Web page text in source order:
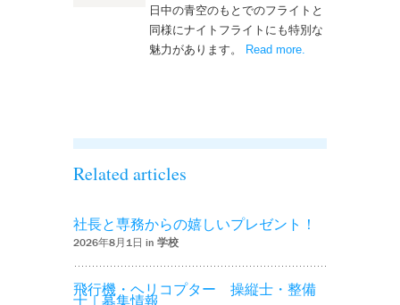
日中の青空のもとでのフライトと
同様にナイトフライトにも特別な
魅力があります。 Read more
Related articles
社長と専務からの嬉しいプレゼント！
2026年8月1日 in 学校
飛行機・ヘリコプター 操縦士・整備
士｜募集情報